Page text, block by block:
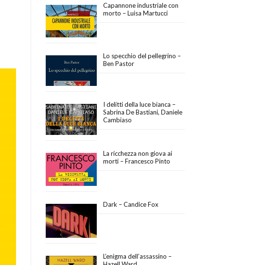
Capannone industriale con
morto – Luisa Martucci
Lo specchio del pellegrino –
Ben Pastor
I delitti della luce bianca –
Sabrina De Bastiani, Daniele
Cambiaso
La ricchezza non giova ai
morti – Francesco Pinto
Dark – Candice Fox
L’enigma dell’assassino –